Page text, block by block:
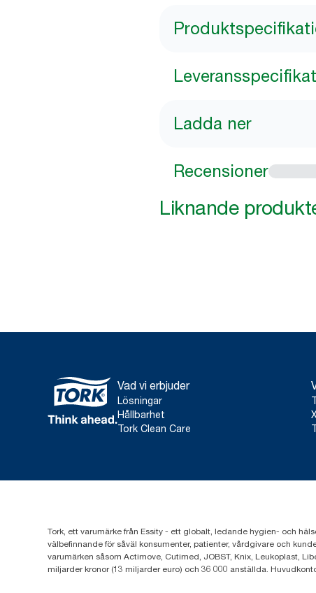
Ladda ner
Recensioner
Liknande
Vad vi erbjuder
Lösningar
Hållbarhet
Tork Clean Care
Tork, ett varumärke från Essity - ett globalt, ledande hygien- och
välbefinnande för såväl konsumenter, patienter, vårdgivare och
varumärken såsom Actimove, Cutimed, JOBST, Knix, Leukoplast,
miljarder kronor (13 miljarder euro) och 36 000 anställda.